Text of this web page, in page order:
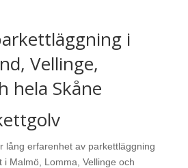
i
Vellinge,
hela Skåne
lång erfarenhet av parkettläggning
i Malmö, Lomma, Vellinge och